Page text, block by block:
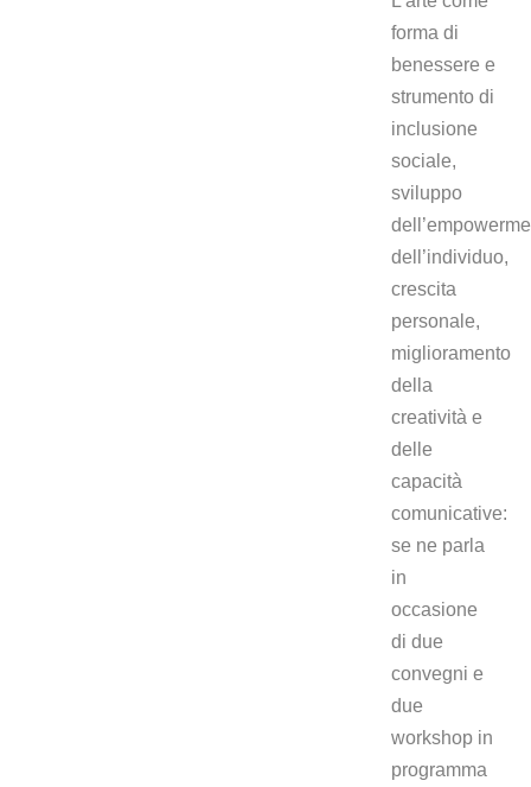
forma di
benessere e
strumento di
inclusione
sociale,
sviluppo
dell’individuo,
crescita
personale,
miglioramento
della
creatività e
delle
capacità
comunicative:
se ne parla
in
occasione
di due
convegni e
due
workshop in
programma